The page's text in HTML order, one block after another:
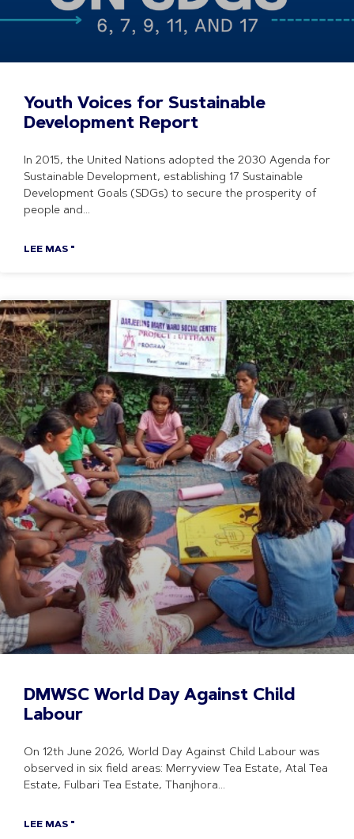
Youth Voices for Sustainable
Development Report
In 2015, the United Nations adopted the 2030 Agenda for
Sustainable Development, establishing 17 Sustainable
Development Goals (SDGs) to secure the prosperity of
people and
LEE MAS "
DMWSC World Day Against Child
Labour
On 12th June 2026, World Day Against Child Labour was
observed in six field areas: Merryview Tea Estate, Atal Tea
Estate, Fulbari Tea Estate, Thanjhora
LEE MAS "